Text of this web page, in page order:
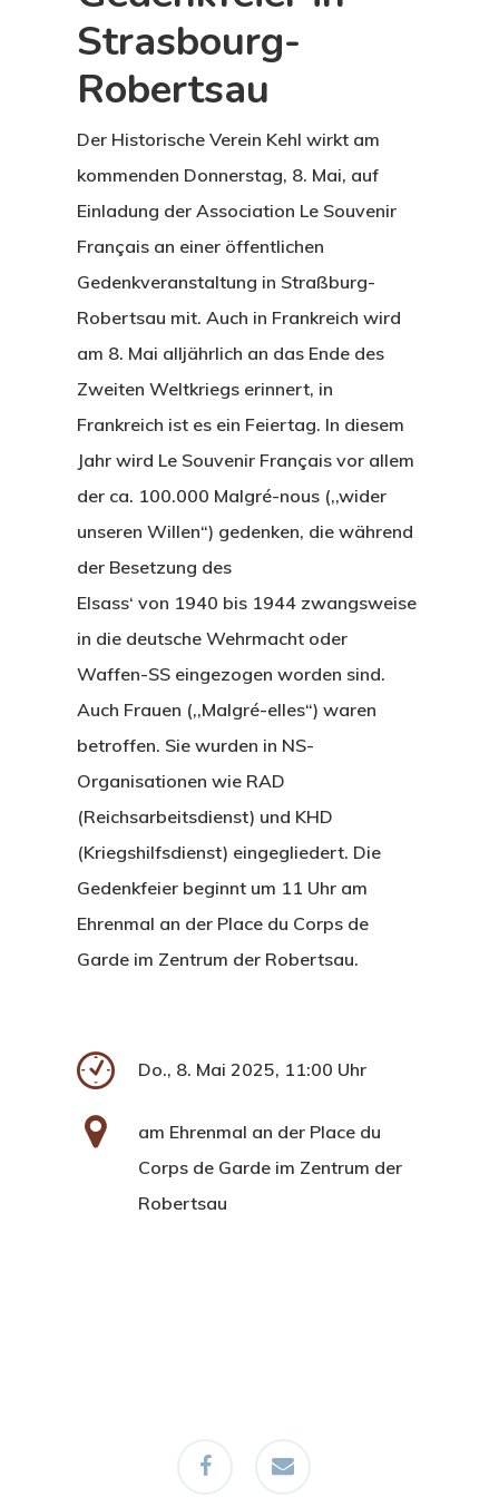
Strasbourg-
Robertsau
Der Historische Verein Kehl wirkt am
kommenden Donnerstag, 8. Mai, auf
Einladung der Association Le Souvenir
Français an einer öffentlichen
Gedenkveranstaltung in Straßburg-
Robertsau mit. Auch in Frankreich wird
am 8. Mai alljährlich an das Ende des
Zweiten Weltkriegs erinnert, in
Frankreich ist es ein Feiertag. In diesem
Jahr wird Le Souvenir Français vor allem
der ca. 100.000 Malgré-nous (,,wider
unseren Willen“) gedenken, die während
der Besetzung des
Elsass‘ von 1940 bis 1944 zwangsweise
in die deutsche Wehrmacht oder
Waffen-SS eingezogen worden sind.
Auch Frauen (,,Malgré-elles“) waren
betroffen. Sie wurden in NS-
Organisationen wie RAD
(Reichsarbeitsdienst) und KHD
(Kriegshilfsdienst) eingegliedert. Die
Gedenkfeier beginnt um 11 Uhr am
Ehrenmal an der Place du Corps de
Garde im Zentrum der Robertsau.
Do., 8. Mai 2025, 11:00 Uhr
am Ehrenmal an der Place du
Corps de Garde im Zentrum der
Robertsau
facebook